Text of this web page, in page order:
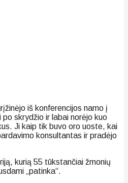
iš konferencijos namo į
skrydžio ir labai norėjo kuo
Ji kaip tik buvo oro uoste, kai
konsultantas ir pradėjo
kurią 55 tūkstančiai žmonių
„patinka“.